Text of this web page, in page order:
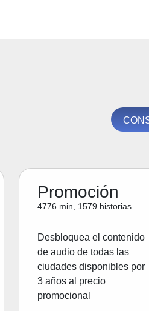
Promoción
4776 min, 1579 historias
Desbloquea el contenido
de audio de todas las
ciudades disponibles por
3 años al precio
promocional